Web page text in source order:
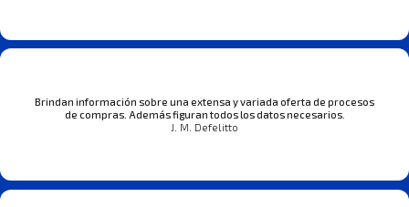
Brindan información sobre una extensa y variada oferta de procesos
de compras. Además figuran todos los datos necesarios.
J. M. Defelitto